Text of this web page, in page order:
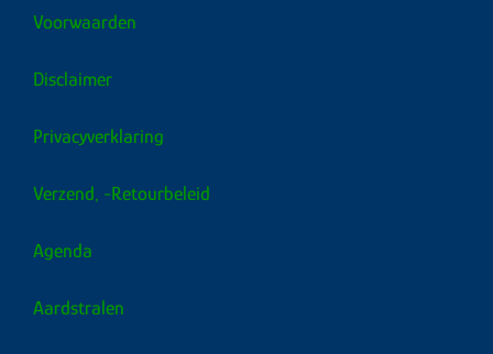
Voorwaarden
Disclaimer
Privacyverklaring
Verzend, -retourbeleid
Agenda
Aardstralen